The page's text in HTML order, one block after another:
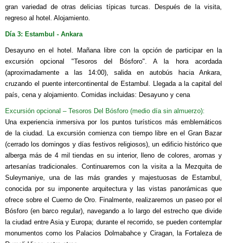
gran variedad de otras delicias típicas turcas. Después de la visita,
regreso al hotel. Alojamiento.
Día 3: Estambul - Ankara
Desayuno en el hotel. Mañana libre con la opción de participar en la
excursión opcional "Tesoros del Bósforo". A la hora acordada
(aproximadamente a las 14:00), salida en autobús hacia Ankara,
cruzando el puente intercontinental de Estambul. Llegada a la capital del
país, cena y alojamiento. Comidas incluidas: Desayuno y cena
Excursión opcional – Tesoros Del Bósforo (medio día sin almuerzo):
Una experiencia inmersiva por los puntos turísticos más emblemáticos
de la ciudad. La excursión comienza con tiempo libre en el Gran Bazar
(cerrado los domingos y días festivos religiosos), un edificio histórico que
alberga más de 4 mil tiendas en su interior, lleno de colores, aromas y
artesanías tradicionales. Continuaremos con la visita a la Mezquita de
Suleymaniye, una de las más grandes y majestuosas de Estambul,
conocida por su imponente arquitectura y las vistas panorámicas que
ofrece sobre el Cuerno de Oro. Finalmente, realizaremos un paseo por el
Bósforo (en barco regular), navegando a lo largo del estrecho que divide
la ciudad entre Asia y Europa; durante el recorrido, se pueden contemplar
monumentos como los Palacios Dolmabahce y Ciragan, la Fortaleza de